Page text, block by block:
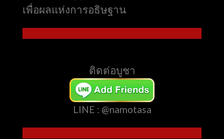
เพื่อผลแห่งการอธิษฐาน
ติดต่อบูชา
LINE : @namotasa